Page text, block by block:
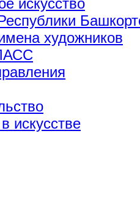
искусство
художников
искусстве